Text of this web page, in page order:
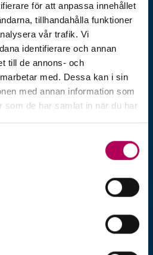
för att anpassa innehållet
tillhandahålla funktioner
vår trafik. Vi
identifierare och annan
till de annons- och
med. Dessa kan i sin
med annan information som
som de har samlat in när du har
finansiering och
inspirera och ge tips
som har
just börjat sin resa ut